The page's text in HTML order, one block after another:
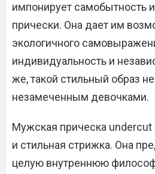
импонирует самобытность
прически. Она дает им
экологичного
индивидуальность и
же, такой стильный образ
незамеченным девочками.
Мужская прическа undercut
и стильная стрижка. Она
целую внутреннюю